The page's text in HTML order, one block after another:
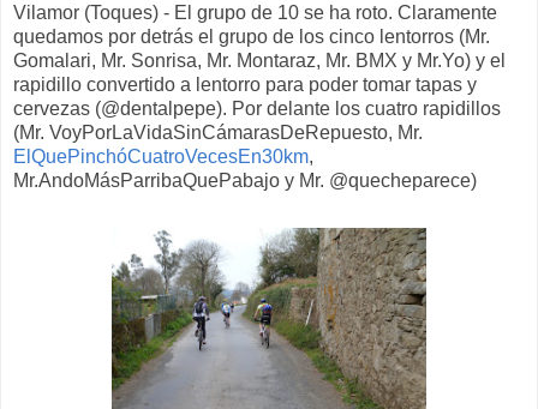
Vilamor (Toques) - El grupo de 10 se ha roto. Claramente
quedamos por detrás el grupo de los cinco lentorros (Mr.
Gomalari, Mr. Sonrisa, Mr. Montaraz, Mr. BMX y Mr.Yo) y el
rapidillo convertido a lentorro para poder tomar tapas y
cervezas (@dentalpepe). Por delante los cuatro rapidillos
(Mr. VoyPorLaVidaSinCámarasDeRepuesto, Mr.
ElQuePinchóCuatroVecesEn30km,
Mr.AndoMásParribaQuePabajo y Mr. @quecheparece)